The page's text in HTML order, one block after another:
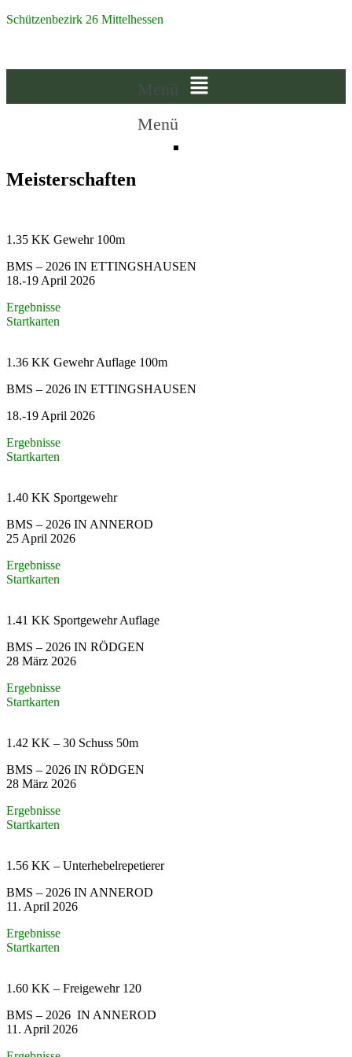
Schützenbezirk 26 Mittelhessen
Menü
Menü
Meisterschaften
1.35 KK Gewehr 100m
BMS – 2026 IN ETTINGSHAUSEN
18.-19 April 2026
Ergebnisse
Startkarten
1.36 KK Gewehr Auflage 100m
BMS – 2026 IN ETTINGSHAUSEN
18.-19 April 2026
Ergebnisse
Startkarten
1.40 KK Sportgewehr
BMS – 2026 IN ANNEROD
25 April 2026
Ergebnisse
Startkarten
1.41 KK Sportgewehr Auflage
BMS – 2026 IN RÖDGEN
28 März 2026
Ergebnisse
Startkarten
1.42 KK – 30 Schuss 50m
BMS – 2026 IN RÖDGEN
28 März 2026
Ergebnisse
Startkarten
1.56 KK – Unterhebelrepetierer
BMS – 2026 IN ANNEROD
11. April 2026
Ergebnisse
Startkarten
1.60 KK – Freigewehr 120
BMS – 2026 IN ANNEROD
11. April 2026